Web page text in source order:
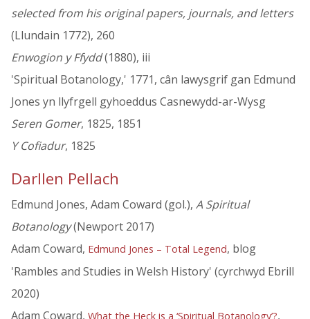
selected from his original papers, journals, and letters
(Llundain 1772), 260
Enwogion y Ffydd(1880), iii
'Spiritual Botanology,' 1771, cân lawysgrif gan Edmund
Jones yn llyfrgell gyhoeddus Casnewydd-ar-Wysg
Seren Gomer, 1825, 1851
Y Cofiadur, 1825
Darllen Pellach
Edmund Jones, Adam Coward (gol.), A Spiritual
Botanology(Newport 2017)
Adam Coward, Edmund Jones – Total Legend, blog
'Rambles and Studies in Welsh History' (cyrchwyd Ebrill
2020)
Adam Coward, What the Heck is a ‘Spiritual Botanology’?,